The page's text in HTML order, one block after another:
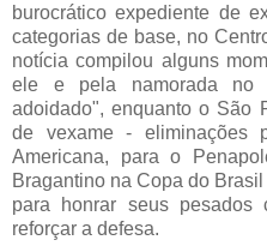
burocrático expediente de
categorias de base, no
notícia compilou alguns
ele e pela namorada no
adoidado", enquanto o São
de vexame - eliminações
Americana, para o
Bragantino na Copa do
para honrar seus pesados
reforçar a defesa.